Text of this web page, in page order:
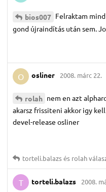
bios007 Felraktam
gond újraindítás után sem.
O osliner 2008. márc 22.
rolah nem en azt
akarsz frissiteni akkor igy
devel-release osliner
torteli.​balazsés rolah
T torteli.​balazs 2008.